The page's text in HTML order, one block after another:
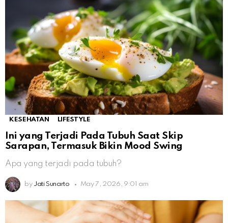
KESEHATAN LIFESTYLE
Ini yang Terjadi Pada Tubuh Saat Skip
Sarapan, Termasuk Bikin Mood Swing
Apa yang terjadi pada tubuh?
by Jati Sunarto May 7, 2026, 9:01 am